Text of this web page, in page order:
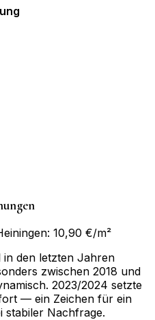
10,90 €/m²
in den letzten Jahren
zwischen 2018 und
2023/2024 setzte
— ein Zeichen für ein
stabiler Nachfrage.